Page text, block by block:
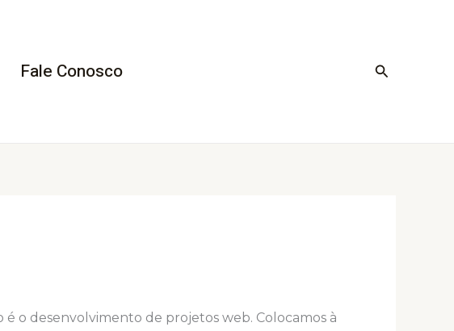
Fale Conosco Pesquisar
o desenvolvimento de projetos web. Colocamos à